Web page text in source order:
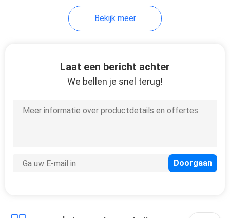
Bekijk meer
Laat een bericht achter
We bellen je snel terug!